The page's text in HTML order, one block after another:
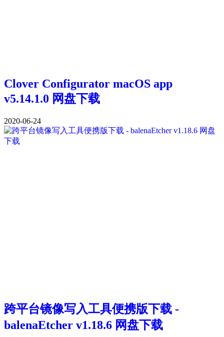
Clover Configurator macOS app
v5.14.1.0 网盘下载
2020-06-24
跨平台镜像写入工具便携版下载 -
balenaEtcher v1.18.6 网盘下载